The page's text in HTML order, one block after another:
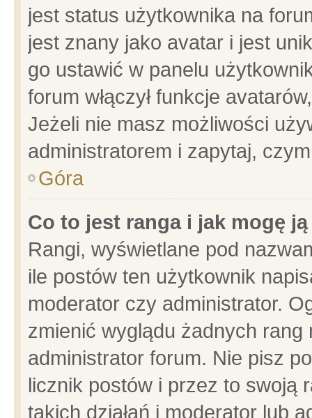
jest status użytkownika na
jest znany jako avatar i jest
go ustawić w panelu
forum włączył funkcje
Jeżeli nie masz możliwości
administratorem i zapytaj,
Góra
Co to jest ranga i jak mogę
Rangi, wyświetlane pod
ile postów ten użytkownik
moderator czy administrator.
zmienić wyglądu żadnych
administrator forum. Nie pisz
licznik postów i przez to swoją
takich działań i moderator lub